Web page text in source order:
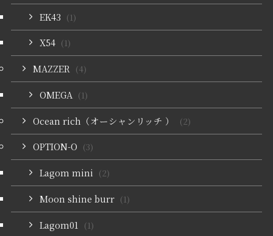
EK43 (1)
X54 (1)
MAZZER (4)
OMEGA (1)
Ocean rich（オーシャンリッチ ） (2)
OPTION-O (3)
Lagom mini (2)
Moon shine burr (1)
Lagom01 (1)